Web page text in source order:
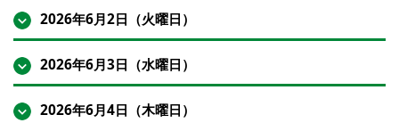
2026年6月2日（火曜日）
2026年6月3日（水曜日）
2026年6月4日（木曜日）